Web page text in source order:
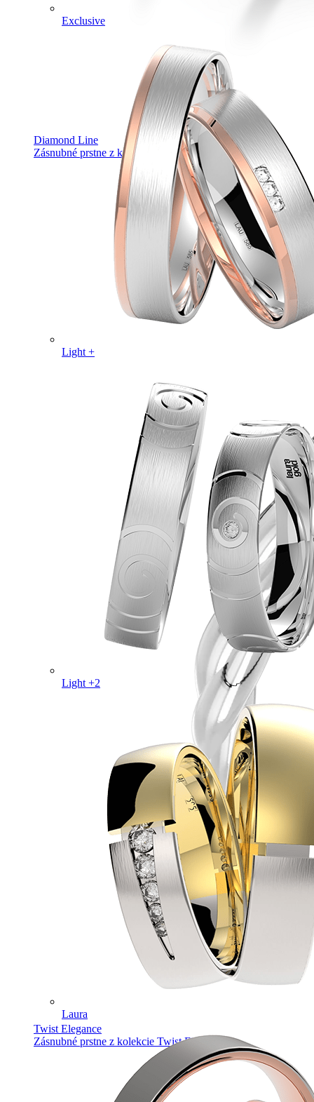
Diamond Line
Zásnubné prstne z kolekcie Diamonds line.
Twist Elegance
Zásnubné prstne z kolekcie Twist Elegance.
Exclusive
Light +
Light +2
Laura